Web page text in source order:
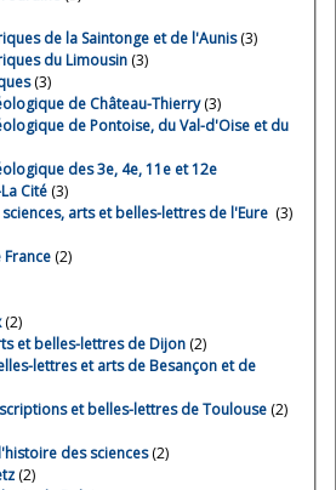
de la Saintonge et de l'Aunis(3)
du Limousin (3)
(3)
de Château-Thierry(3)
de Pontoise, du Val-d'Oise et du
des 3e, 4e, 11e et 12e
Cité (3)
arts et belles-lettres de l'Eure (3)
(2)
(2)
et belles-lettres de Dijon (2)
lettres et arts de Besançon et de
et belles-lettres de Toulouse (2)
des sciences(2)
(2)